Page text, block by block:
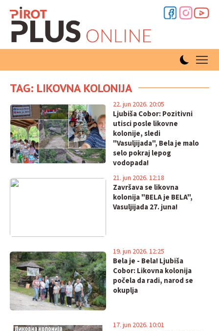
TAG: LIKOVNA KOLONIJA
Ljubiša Cobor: Pozitivni
utisci posle likovne
kolonije, sledi
"Vasuljijada", Bela je malo
selo pokraj lepog
vodopada!
22. jun 2026. 20:05
Završava se likovna
kolonija "BELA je BELA",
Vasuljijada 27. juna!
21. jun 2026. 12:18
Bela je - Bela! Ljubiša
Cobor: Likovna kolonija
počela da radi, narod se
okuplja
19. jun 2026. 12:25
17. jun 2026. 10:01